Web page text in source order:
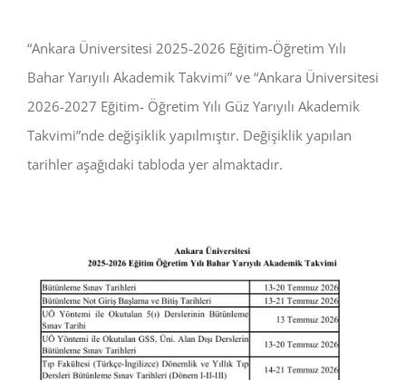
“Ankara Üniversitesi 2025-2026 Eğitim-Öğretim Yılı
Bahar Yarıyılı Akademik Takvimi” ve “Ankara Üniversitesi
2026-2027 Eğitim- Öğretim Yılı Güz Yarıyılı Akademik
Takvimi”nde değişiklik yapılmıştır. Değişiklik yapılan
tarihler aşağıdaki tabloda yer almaktadır.